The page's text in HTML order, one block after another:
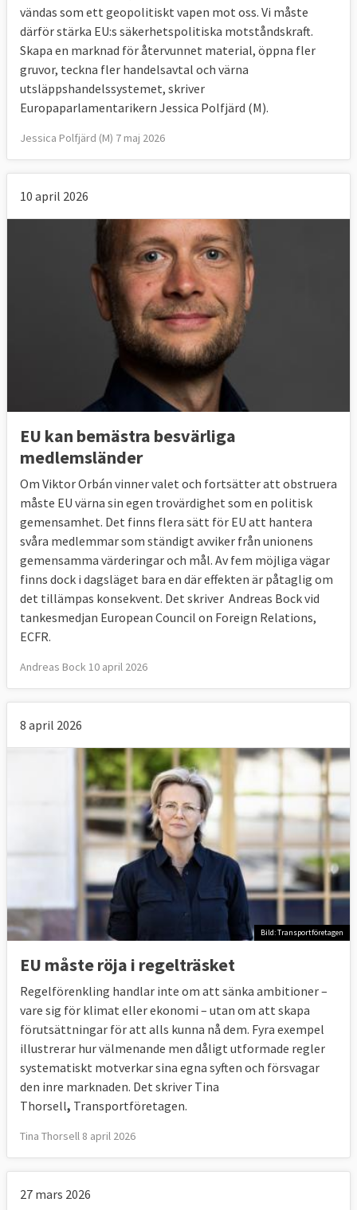
vändas som ett geopolitiskt vapen mot oss. Vi måste
därför stärka EU:s säkerhetspolitiska motståndskraft.
Skapa en marknad för återvunnet material, öppna fler
gruvor, teckna fler handelsavtal och värna
utsläppshandelssystemet, skriver
Europaparlamentarikern Jessica Polfjärd (M).
Jessica Polfjärd (M) 7 maj 2026
10 april 2026
EU kan bemästra besvärliga
medlemsländer
Om Viktor Orbán vinner valet och fortsätter att obstruera
måste EU värna sin egen trovärdighet som en politisk
gemensamhet. Det finns flera sätt för EU att hantera
svåra medlemmar som ständigt avviker från unionens
gemensamma värderingar och mål. Av fem möjliga vägar
finns dock i dagsläget bara en där effekten är påtaglig om
det tillämpas konsekvent. Det skriver Andreas Bock vid
tankesmedjan European Council on Foreign Relations,
ECFR.
Andreas Bock 10 april 2026
8 april 2026
Bild: Transportföretagen
EU måste röja i regelträsket
Regelförenkling handlar inte om att sänka ambitioner –
vare sig för klimat eller ekonomi – utan om att skapa
förutsättningar för att alls kunna nå dem. Fyra exempel
illustrerar hur välmenande men dåligt utformade regler
systematiskt motverkar sina egna syften och försvagar
den inre marknaden. Det skriver Tina
Thorsell, Transportföretagen.
Tina Thorsell 8 april 2026
27 mars 2026